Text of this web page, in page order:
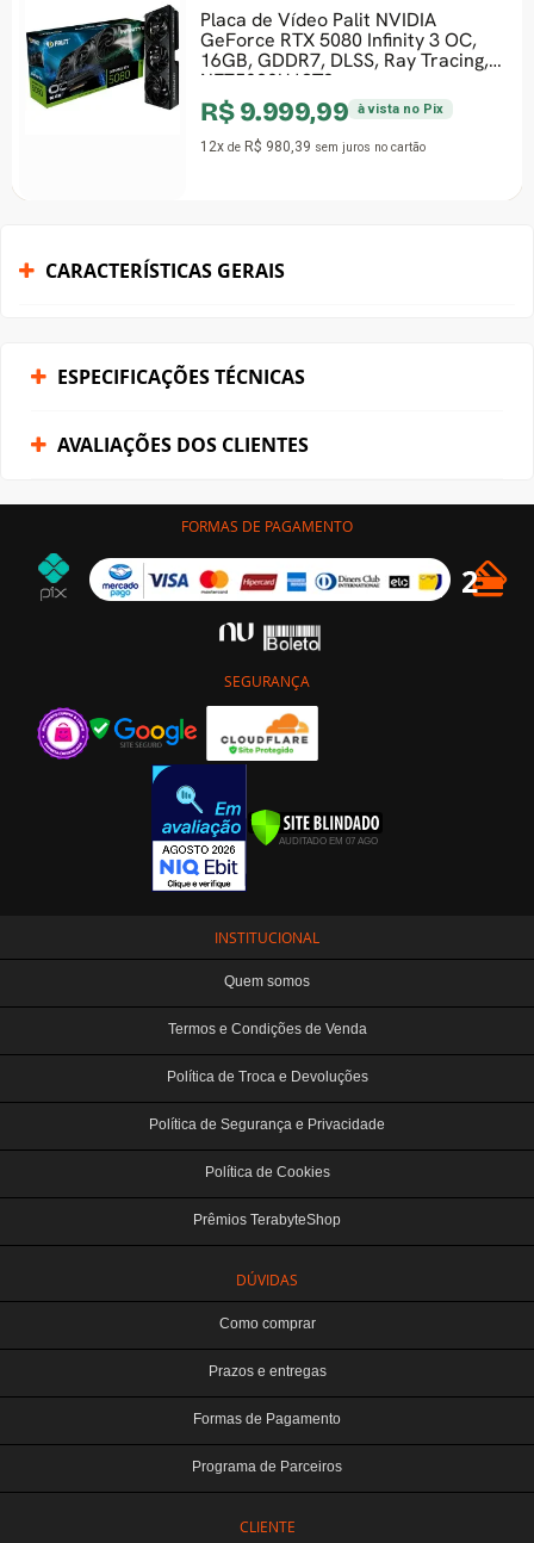
Placa de Vídeo Palit NVIDIA
GeForce RTX 5080 Infinity 3 OC,
16GB, GDDR7, DLSS, Ray Tracing,
NE75080U19T2-
R$ 9.999,99 à vista no Pix
12x de R$ 980,39 sem juros no cartão
CARACTERÍSTICAS GERAIS
ESPECIFICAÇÕES TÉCNICAS
AVALIAÇÕES DOS CLIENTES
FORMAS DE PAGAMENTO
SEGURANÇA
INSTITUCIONAL
Quem somos
Termos e Condições de Venda
Política de Troca e Devoluções
Política de Segurança e Privacidade
Política de Cookies
Prêmios TerabyteShop
DÚVIDAS
Como comprar
Prazos e entregas
Formas de Pagamento
Programa de Parceiros
CLIENTE